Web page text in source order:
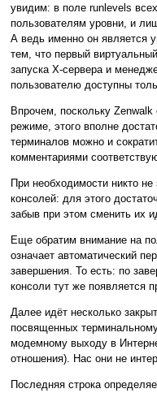
увидим: в поле runlevels
пользователям уровни, и
А ведь именно он является
тем, что первый
запуска X-сервера и
пользователю доступны
Впрочем, поскольку
режиме, этого вполне
терминалов можно и
комментариями
При необходимости никто
консолей: для этого
забыв при этом сменить их
Еще обратим внимание на
означает автоматический
завершения. То есть: по
консоли тут же появляется
Далее идёт несколько
посвященных
модемному выходу в
отношения). Нас они не
Последняя строка